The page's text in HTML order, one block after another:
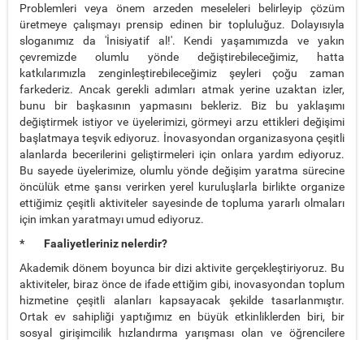
Problemleri veya önem arzeden meseleleri belirleyip çözüm
üretmeye çalışmayı prensip edinen bir topluluğuz. Dolayısıyla
sloganımız da 'İnisiyatif al!'. Kendi yaşamımızda ve yakın
çevremizde olumlu yönde değiştirebileceğimiz, hatta
katkılarımızla zenginleştirebileceğimiz şeyleri çoğu zaman
farkederiz. Ancak gerekli adımları atmak yerine uzaktan izler,
bunu bir başkasının yapmasını bekleriz. Biz bu yaklaşımı
değiştirmek istiyor ve üyelerimizi, görmeyi arzu ettikleri değişimi
başlatmaya teşvik ediyoruz. İnovasyondan organizasyona çeşitli
alanlarda becerilerini geliştirmeleri için onlara yardım ediyoruz.
Bu sayede üyelerimize, olumlu yönde değişim yaratma sürecine
öncülük etme şansı verirken yerel kuruluşlarla birlikte organize
ettiğimiz çeşitli aktiviteler sayesinde de topluma yararlı olmaları
için imkan yaratmayı umud ediyoruz.
* Faaliyetleriniz nelerdir?
Akademik dönem boyunca bir dizi aktivite gerçekleştiriyoruz. Bu
aktiviteler, biraz önce de ifade ettiğim gibi, inovasyondan toplum
hizmetine çeşitli alanları kapsayacak şekilde tasarlanmıştır.
Ortak ev sahipliği yaptığımız en büyük etkinliklerden biri, bir
sosyal girişimcilik hızlandırma yarışması olan ve öğrencilere